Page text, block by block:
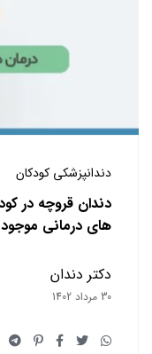
دندانپزشکی کودکان
دندان قروچه در
های درمانی موجود
دکتر دندان
30 مرداد 1402